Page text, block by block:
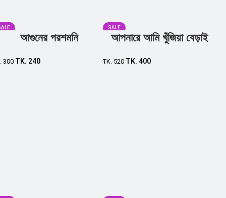
আগুনের পরশমনি
300 TK. 240
SALE
আপনারে আমি খুঁজিয়া বেড়াই
TK.520 TK. 400